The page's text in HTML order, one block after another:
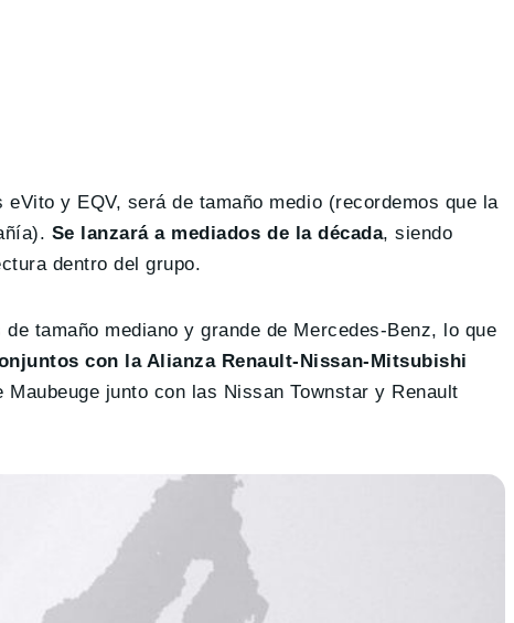
y EQV, será de tamaño medio (recordemos que la
Se lanzará a mediados de la década, siendo
dentro del grupo.
tamaño mediano y grande de Mercedes-Benz, lo que
con la Alianza Renault-Nissan-Mitsubishi
junto con las Nissan Townstar y Renault